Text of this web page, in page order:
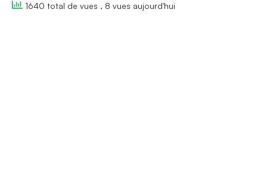
1640 total de vues , 8 vues aujourd'hui